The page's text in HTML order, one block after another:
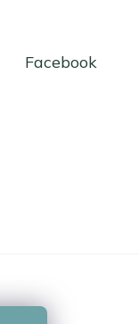
Facebook